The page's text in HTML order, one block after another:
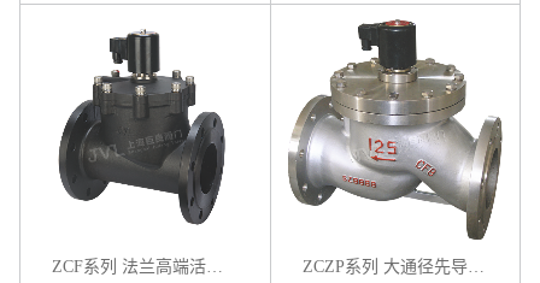
ZCZP系列 大通径先导活塞式电磁阀